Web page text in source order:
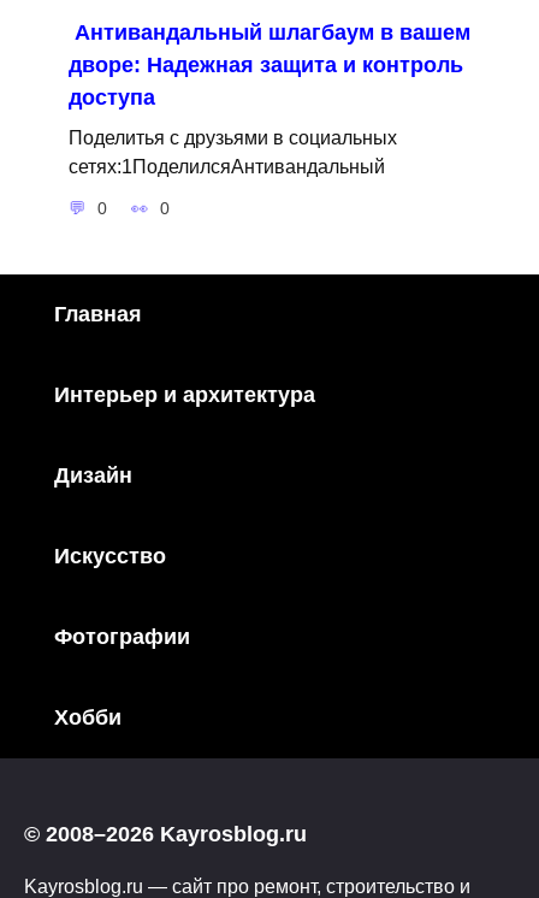
Антивандальный шлагбаум в вашем
дворе: Надежная защита и контроль
доступа
Поделитья с друзьями в социальных
сетях:1ПоделилсяАнтивандальный
0 0
Главная
Интерьер и архитектура
Дизайн
Искусство
Фотографии
Хобби
© 2008–2026 Kayrosblog.ru
Kayrosblog.ru — сайт про ремонт, строительство и